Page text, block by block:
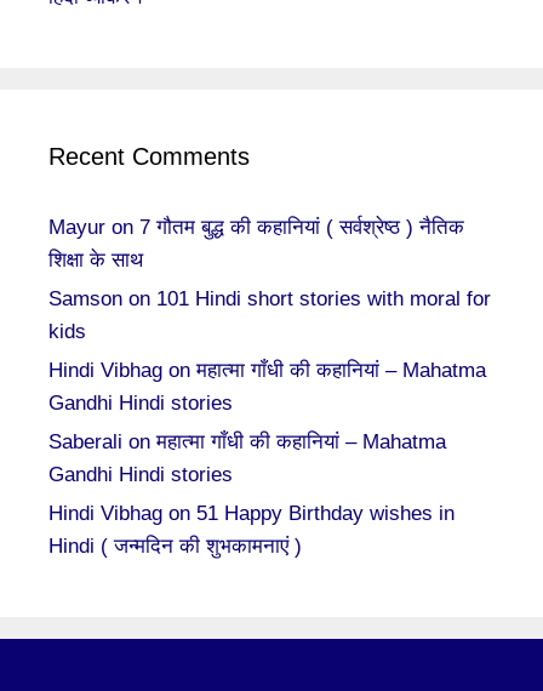
Recent Comments
Mayur on 7 गौतम बुद्ध की कहानियां ( सर्वश्रेष्ठ ) नैतिक
शिक्षा के साथ
Samson on 101 Hindi short stories with moral for
kids
Hindi Vibhag onमहात्मा गाँधी की कहानियां – Mahatma
Gandhi Hindi stories
Saberali onमहात्मा गाँधी की कहानियां – Mahatma
Gandhi Hindi stories
Hindi Vibhag on 51 Happy Birthday wishes in
Hindi ( जन्मदिन की शुभकामनाएं )